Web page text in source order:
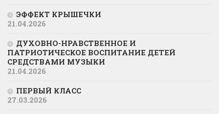
ЭФФЕКТ КРЫШЕЧКИ
21.04.2026
ДУХОВНО-НРАВСТВЕННОЕ И
ПАТРИОТИЧЕСКОЕ ВОСПИТАНИЕ ДЕТЕЙ
СРЕДСТВАМИ МУЗЫКИ
21.04.2026
ПЕРВЫЙ КЛАСС
27.03.2026